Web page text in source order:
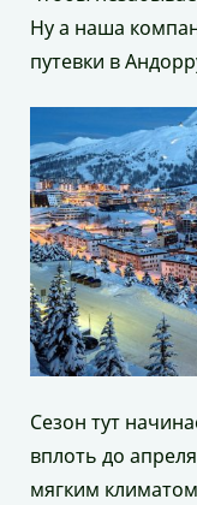
Ну а наша
путевки в
Сезон тут
вплоть до
мягким